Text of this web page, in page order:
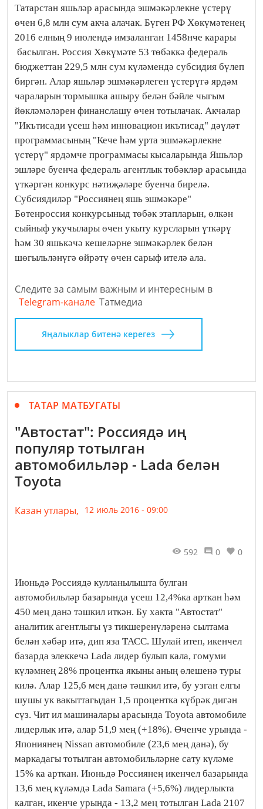
Татарстан яшьләр арасында эшмәкәрлекне үстерү
өчен 6,8 млн сум акча алачак. Бүген РФ Хөкүмәтенең
2016 елның 9 июлендә имзаланган 1458нче карары
басылган. Россия Хөкүмәте 53 төбәккә федераль
бюджеттан 229,5 млн сум күләмендә субсидия бүлеп
биргән. Алар яшьләр эшмәкәрлеген үстерүгә ярдәм
чараларын тормышка ашыру белән бәйле чыгым
йөкләмәләрен финанслашу өчен тотылачак. Акчалар
"Икътисади үсеш һәм инновацион икътисад" дәүләт
программасының "Кече һәм урта эшмәкәрлекне
үстерү" ярдәмче программасы кысаларында Яшьләр
эшләре буенча федераль агентлык төбәкләр арасында
үткәргән конкурс нәтиҗәләре буенча бирелә.
Субсиядиләр "Россиянең яшь эшмәкәре"
Бөтенроссия конкурсыныд төбәк этапларын, өлкән
сыйныф укучылары өчен укыту курсларын үткәрү
һәм 30 яшькәчә кешеләрне эшмәкәрлек белән
шөгыльләнүгә өйрәтү өчен сарыф ителә ала.
Следите за самым важным и интересным в
Telegram-канале Татмедиа
Яңалыклар битенә керегез
ТАТАР МАТБУГАТЫ
"Автостат": Россиядә иң
популяр тотылган
автомобильләр - Lada белән
Toyota
Казан утлары, 12 июль 2016 - 09:00
592 0 0
Июньдә Россиядә кулланылышта булган
автомобильләр базарында үсеш 12,4%ка арткан һәм
450 мең данә тәшкил иткән. Бу хакта "Автостат"
аналитик агентлыгы үз тикшеренүләренә сылтама
белән хәбәр итә, дип яза ТАСС. Шулай итеп, икенчел
базарда элеккечә Lada лидер булып кала, гомуми
күләмнең 28% процентка якыны аның өлешенә туры
килә. Алар 125,6 мең данә тәшкил итә, бу узган елгы
шушы ук вакыттагыдан 1,5 процентка күбрәк дигән
сүз. Чит ил машиналары арасында Toyota автомобиле
лидерлык итә, алар 51,9 мең (+18%). Өченче урында -
Япониянең Nissan автомобиле (23,6 мең данә), бу
маркадагы тотылган автомобильләрне сату күләме
15% ка арткан. Июньдә Россиянең икенчел базарында
13,6 мең күләмдә Lada Samara (+5,6%) лидерлыкта
калган, икенче урында - 13,2 мең тотылган Lada 2107